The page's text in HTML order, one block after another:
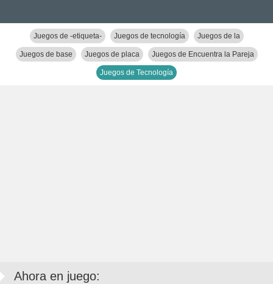
Juegos de -etiqueta- Juegos de tecnología Juegos de la
Juegos de base Juegos de placa Juegos de Encuentra la Pareja
Juegos de Tecnología
Ahora en juego: